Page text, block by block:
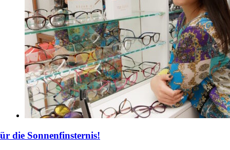
die Sonnenfinsternis!